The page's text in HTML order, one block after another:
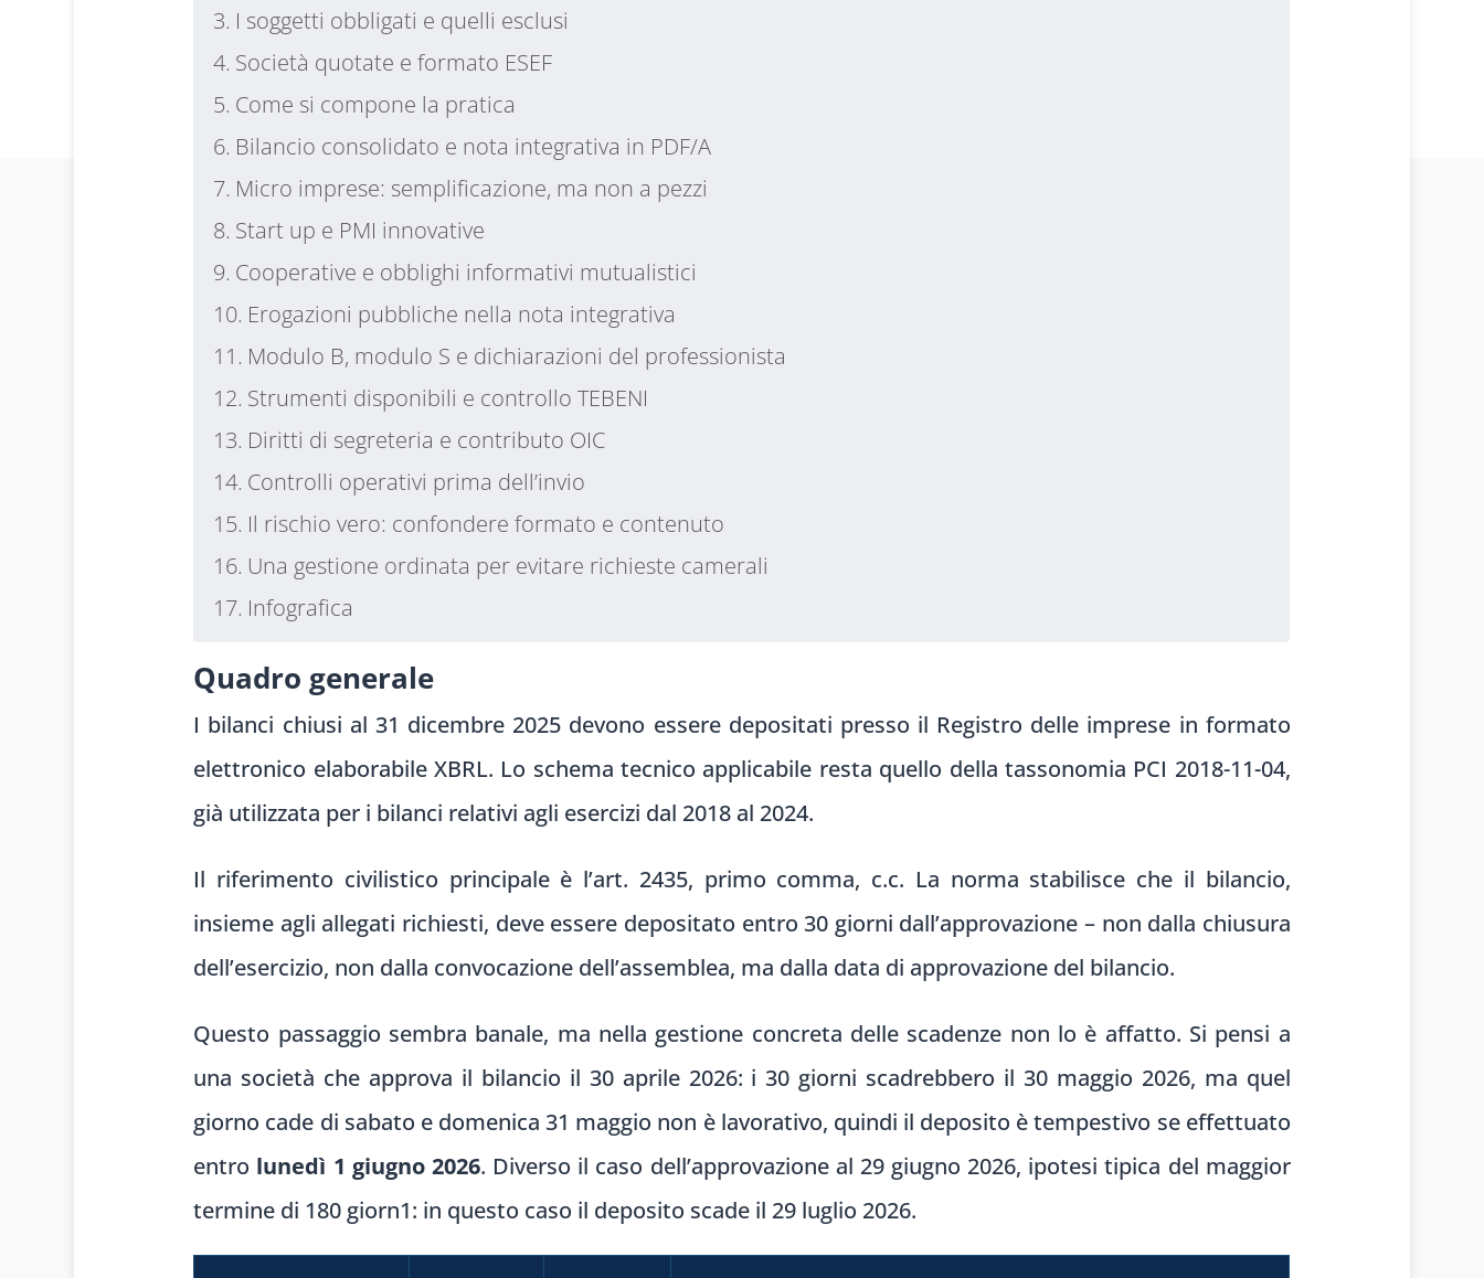
I soggetti obbligati e quelli esclusi
Società quotate e formato ESEF
Come si compone la pratica
Bilancio consolidato e nota integrativa in PDF/A
Micro imprese: semplificazione, ma non a pezzi
Start up e PMI innovative
Cooperative e obblighi informativi mutualistici
Erogazioni pubbliche nella nota integrativa
Modulo B, modulo S e dichiarazioni del professionista
Strumenti disponibili e controllo TEBENI
Diritti di segreteria e contributo OIC
Controlli operativi prima dell’invio
Il rischio vero: confondere formato e contenuto
Una gestione ordinata per evitare richieste camerali
Infografica
Quadro generale
I bilanci chiusi al 31 dicembre 2025 devono essere depositati presso il Registro delle imprese in formato
elettronico elaborabile XBRL. Lo schema tecnico applicabile resta quello della tassonomia PCI 2018-11-04,
già utilizzata per i bilanci relativi agli esercizi dal 2018 al 2024.
Il riferimento civilistico principale è l’art. 2435, primo comma, c.c. La norma stabilisce che il bilancio,
insieme agli allegati richiesti, deve essere depositato entro 30 giorni dall’approvazione – non dalla chiusura
dell’esercizio, non dalla convocazione dell’assemblea, ma dalla data di approvazione del bilancio.
Questo passaggio sembra banale, ma nella gestione concreta delle scadenze non lo è affatto. Si pensi a
una società che approva il bilancio il 30 aprile 2026: i 30 giorni scadrebbero il 30 maggio 2026, ma quel
giorno cade di sabato e domenica 31 maggio non è lavorativo, quindi il deposito è tempestivo se effettuato
entro lunedì 1 giugno 2026. Diverso il caso dell’approvazione al 29 giugno 2026, ipotesi tipica del maggior
termine di 180 giorn1: in questo caso il deposito scade il 29 luglio 2026.